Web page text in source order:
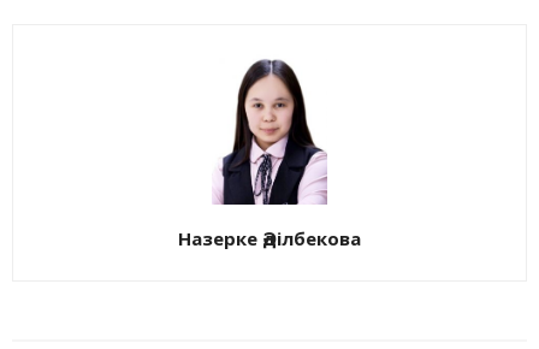
Назерке Әділбекова